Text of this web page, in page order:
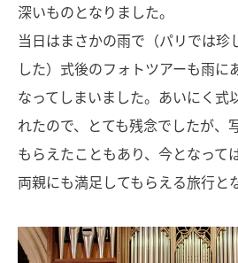
深いものとなりました。
当日はまさかの雨で（パリでは珍
した）式後のフォトツアーも雨に
なってしまいました。あいにく式
れたので、とても残念でしたが、
もらえたこともあり、今となって
両親にも満足してもらえる旅行と